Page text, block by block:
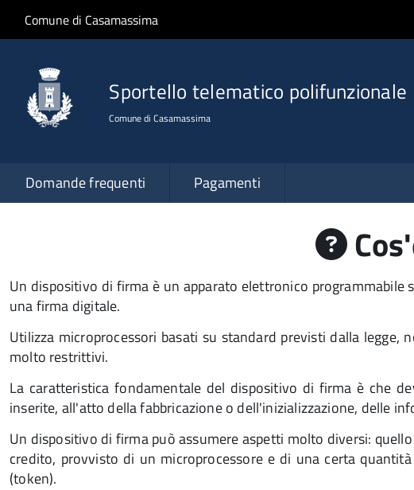
Salta al contenuto principale
Skip to site navigation
Comune di Casamassima
Sportello telematico polifunzionale
Comune di Casamassima
Domande frequenti Pagamenti
Un dispositivo di firma è un apparato elettronico
una firma digitale.
Utilizza microprocessori basati su standard previsti dalla
molto restrittivi.
La caratteristica fondamentale del dispositivo di firma è che
inserite, all'atto della fabbricazione o dell'inizializzazione, delle
Un dispositivo di firma può assumere aspetti molto diversi:
credito, provvisto di un microprocessore e di una certa
(token).